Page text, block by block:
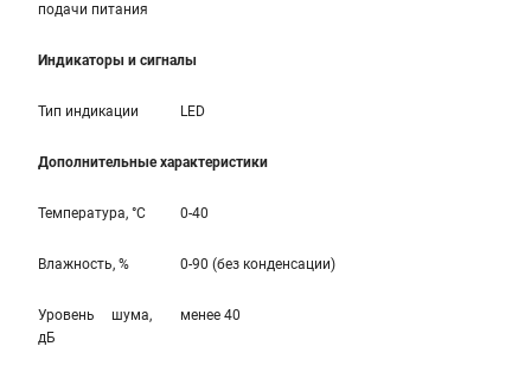
подачи питания
Индикаторы и сигналы
Тип индикации LED
Дополнительные характеристики
Температура, °С 0-40
Влажность, % 0-90 (без конденсации)
Уровень шума,
дБ
менее 40